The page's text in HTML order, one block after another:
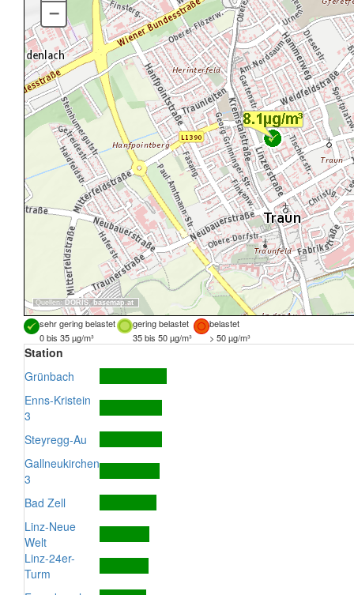
Quellen: DORIS, basemap.at
–
sehr gering belastet gering belastet
belastet
0 bis 35 µg/m³
35 bis 50 µg/m³ > 50 µg/m³
Station
Grünbach
Enns-Kristein
3
Steyregg-Au
Gallneukirchen
3
Bad Zell
Linz-Neue
Welt
Linz-24er-
Turm